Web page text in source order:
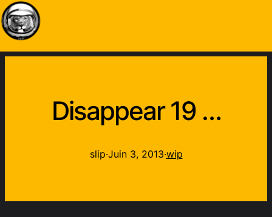
Disappear 19 …
slip·Juin 3, 2013·wip